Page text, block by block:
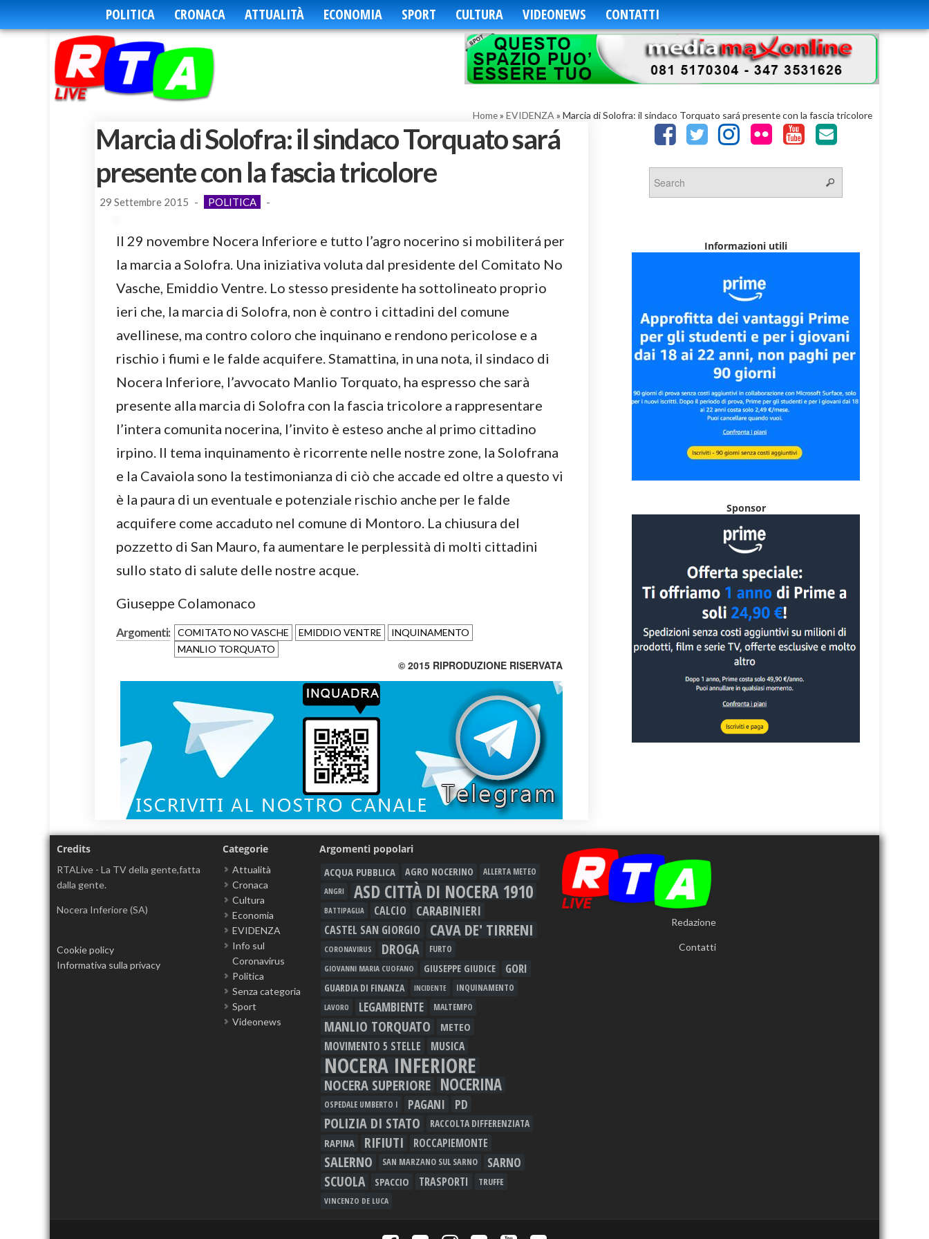
POLITICA CRONACA ATTUALITÀ ECONOMIA SPORT CULTURA VIDEONEWS CONTATTI
Home» EVIDENZA » Marcia di Solofra: il sindaco Torquato sará presente con la fascia tricolore
Marcia di Solofra: il sindaco Torquato sará
presente con la fascia tricolore
29 Settembre 2015 - POLITICA -
Il 29 novembre Nocera Inferiore e tutto l’agro nocerino si mobiliterá per
la marcia a Solofra. Una iniziativa voluta dal presidente del Comitato No
Vasche, Emiddio Ventre. Lo stesso presidente ha sottolineato proprio
ieri che, la marcia di Solofra, non è contro i cittadini del comune
avellinese, ma contro coloro che inquinano e rendono pericolose e a
rischio i fiumi e le falde acquifere. Stamattina, in una nota, il sindaco di
Nocera Inferiore, l’avvocato Manlio Torquato, ha espresso che sarà
presente alla marcia di Solofra con la fascia tricolore a rappresentare
l’intera comunita nocerina, l’invito è esteso anche al primo cittadino
irpino. Il tema inquinamento è ricorrente nelle nostre zone, la Solofrana
e la Cavaiola sono la testimonianza di ciò che accade ed oltre a questo vi
è la paura di un eventuale e potenziale rischio anche per le falde
acquifere come accaduto nel comune di Montoro. La chiusura del
pozzetto di San Mauro, fa aumentare le perplessità di molti cittadini
sullo stato di salute delle nostre acque.
Giuseppe Colamonaco
Argomenti: COMITATO NO VASCHE EMIDDIO VENTRE
INQUINAMENTO
MANLIO TORQUATO
© 2015 RIPRODUZIONE RISERVATA
Informazioni utili
Sponsor
Credits
RTALive - La TV della gente,fatta
dalla gente.
Nocera Inferiore (SA)
Cookie policy
Informativa sulla privacy
Categorie
Attualità
Cronaca
Cultura
Economia
EVIDENZA
Info sul
Coronavirus
Politica
Senza categoria
Sport
Videonews
Argomenti popolari
ACQUA PUBBLICA AGRO NOCERINO
ALLERTA METEO
ANGRI
ASD CITTÀ DI NOCERA 1910
BATTIPAGLIA CALCIO CARABINIERI
CASTEL SAN GIORGIO CAVA DE' TIRRENI
CORONAVIRUS DROGA FURTO
GIOVANNI MARIA CUOFANO GIUSEPPE GIUDICE GORI
GUARDIA DI FINANZA INCIDENTE INQUINAMENTO
LAVORO LEGAMBIENTE MALTEMPO
MANLIO TORQUATO METEO
MOVIMENTO 5 STELLE MUSICA
NOCERA INFERIORE
NOCERA SUPERIORE NOCERINA
OSPEDALE UMBERTO I PAGANI PD
POLIZIA DI STATO RACCOLTA DIFFERENZIATA
RAPINA RIFIUTI ROCCAPIEMONTE
SALERNO SAN MARZANO SUL SARNO SARNO
SCUOLA SPACCIO TRASPORTI TRUFFE
VINCENZO DE LUCA
Redazione
Contatti